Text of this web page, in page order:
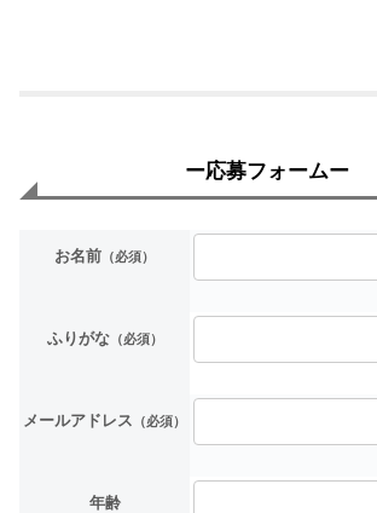
ー応募フォームー
お名前 （必須）
ふりがな（必須）
メールアドレス （必須）
年齢